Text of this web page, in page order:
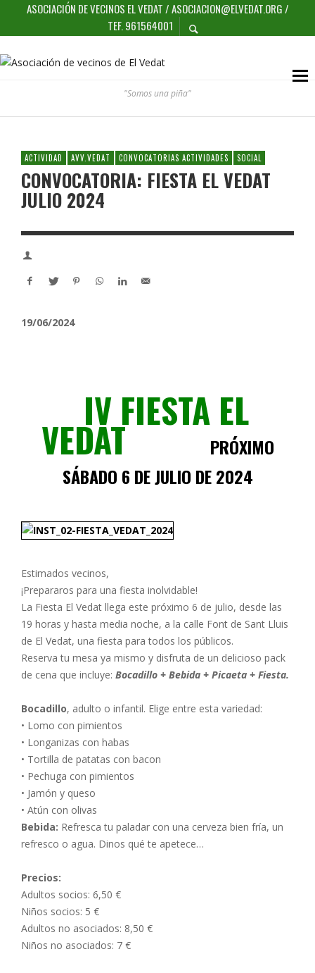
ASOCIACIÓN DE VECINOS EL VEDAT / ASOCIACION@ELVEDAT.ORG /
TEF. 961564001
"Somos una piña"
ACTIVIDAD AVV.VEDAT CONVOCATORIAS ACTIVIDADES SOCIAL
CONVOCATORIA: FIESTA EL VEDAT
JULIO 2024
19/06/2024
IV FIESTA EL
VEDATPRÓXIMO
SÁBADO 6 DE JULIO DE 2024
Estimados vecinos,
¡Prepararos para una fiesta inolvidable!
La Fiesta El Vedat llega este próximo 6 de julio, desde las
19 horas y hasta media noche, a la calle Font de Sant Lluis
de El Vedat, una fiesta para todos los públicos.
Reserva tu mesa ya mismo y disfruta de un delicioso pack
de cena que incluye: Bocadillo + Bebida + Picaeta + Fiesta.
Bocadillo, adulto o infantil. Elige entre esta variedad:
• Lomo con pimientos
• Longanizas con habas
• Tortilla de patatas con bacon
• Pechuga con pimientos
• Jamón y queso
• Atún con olivas
Bebida: Refresca tu paladar con una cerveza bien fría, un
refresco o agua. Dinos qué te apetece…
Precios:
Adultos socios: 6,50 €
Niños socios: 5 €
Adultos no asociados: 8,50 €
Niños no asociados: 7 €